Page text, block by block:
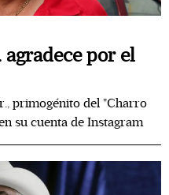
agradece por el
primogénito del "Charro
su cuenta de Instagram